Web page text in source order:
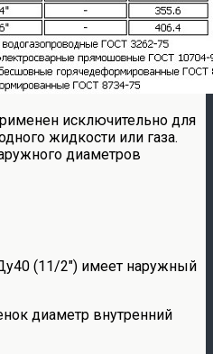
исключительно для
жидкости или газа.
диаметров
(11/2″) имеет наружный
диаметр внутренний